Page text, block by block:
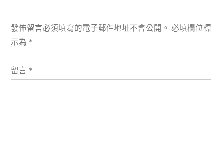
發佈留言必須填寫的電子郵件地址不會公開。 必填欄位標
示為 *
留言 *